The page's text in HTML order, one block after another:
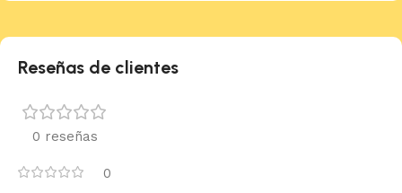
Reseñas de clientes
0 reseñas
0